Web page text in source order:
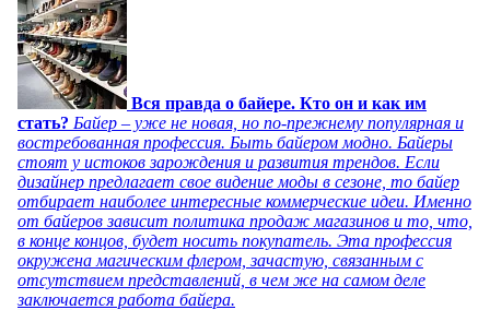
Вся правда о байере. Кто он и как им
стать? Байер – уже не новая, но по-прежнему популярная и
востребованная профессия. Быть байером модно. Байеры
стоят у истоков зарождения и развития трендов. Если
дизайнер предлагает свое видение моды в сезоне, то байер
отбирает наиболее интересные коммерческие идеи. Именно
от байеров зависит политика продаж магазинов и то, что,
в конце концов, будет носить покупатель. Эта профессия
окружена магическим флером, зачастую, связанным с
отсутствием представлений, в чем же на самом деле
заключается работа байера.